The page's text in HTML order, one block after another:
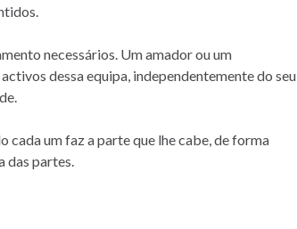
necessários. Um amador ou um
dessa equipa, independentemente do seu
cada um faz a parte que lhe cabe, de forma
das partes.